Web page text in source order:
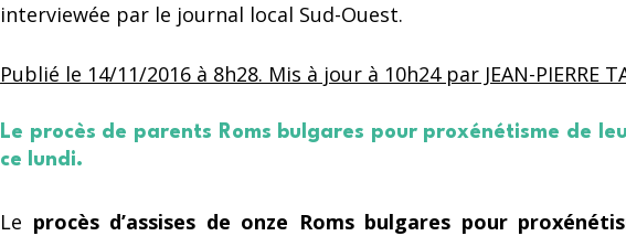
interviewée par le journal local Sud-Ouest.
Publié le 14/11/2016 à 8h28. Mis à jour à 10h24 par JEAN-PIERRE
Le procès de parents Roms bulgares pour proxénétisme de
ce lundi.
Le procès d’assises de onze Roms bulgares pour